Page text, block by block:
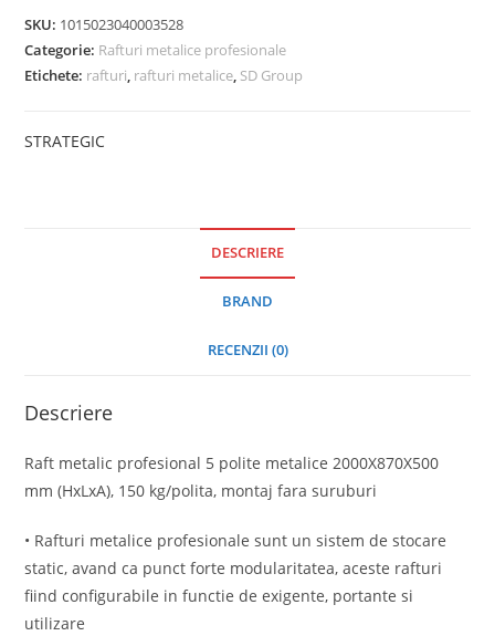
SKU: 1015023040003528
Categorie: Rafturi metalice profesionale
Etichete: rafturi rafturi metalice SD Group
STRATEGIC
DESCRIERE
BRAND
RECENZII (0)
Descriere
Raft metalic profesional 5 polite metalice 2000X870X500
mm (HxLxA), 150 kg/polita, montaj fara suruburi
• Rafturi metalice profesionale sunt un sistem de stocare
static, avand ca punct forte modularitatea, aceste rafturi
fiind configurabile in functie de exigente, portante si
utilizare